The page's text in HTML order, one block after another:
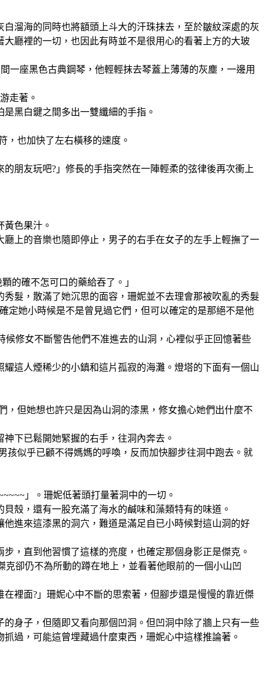
溜海的同時也將額頭上斗大的汗珠抹去，至於皺紋深處的灰
廳裡的一切，也因此有時並不是很用心的看著上方的大玻
一座黑色古典鋼琴，他輕輕抹去琴蓋上薄薄的灰塵，一邊用
走著。
黑白鍵之間多出一雙纖細的手指。
，也加快了左右橫移的速度。
朋友玩吧?」修長的手指突然在一陣輕柔的弦律後再次衝上
色果汁。
上的音樂也隨即停止，男子的右手在女子的左手上輕撫了一
的確不怎可口的藥給吞了。」
髮，散滿了她沉思的面容，珊妮並不去理會那被吹亂的秀髮
定她小時候是不是曾見過它們，但可以確定的是那絕不是他
候修女不斷警告他們不准進去的山洞，心裡似乎正回憶著些
這人煙稀少的小鎮和這片孤寂的海灘。燈塔的下面有一個山
，但她想也許只是因為山洞的漆黑，修女擔心她們出什麼不
下已鬆開她緊握的右手，往洞內奔去。
似乎已顧不得媽媽的呼喚，反而加快腳步往洞中跑去。 就
」。 珊妮低著頭打量著洞中的一切。
殼，還有一股充滿了海水的鹹味和藻類特有的味道。
進來這漆黑的洞穴，難道是滿足自已小時候對這山洞的好
，直到他習慣了這樣的亮度，也確定那個身影正是傑克。
卻仍不為所動的蹲在地上，並看著他眼前的一個小山凹
在裡面?」珊妮心中不斷的思索著，但腳步還是慢慢的靠近傑
身子，但隨即又看向那個凹洞。但凹洞中除了牆上只有一些
過，可能這曾埋藏過什麼東西，珊妮心中這樣推論著。